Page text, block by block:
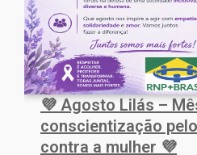
💜 Agosto Lilás –
conscientização
contra a mulher 💜